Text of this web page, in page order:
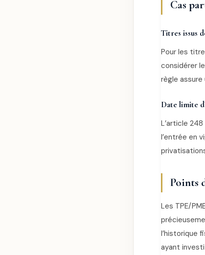
Cas
Titres issus
Pour les
considérer
règle
Date limite
L’article
l’entrée en
Points
Les TPE/
l’historique
ayant